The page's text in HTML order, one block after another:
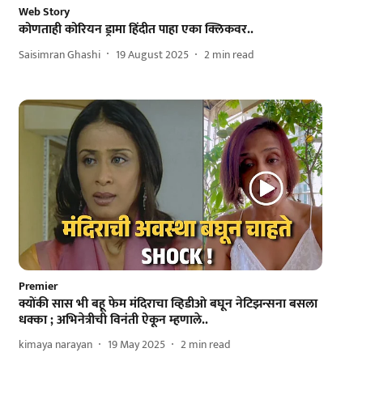
Web Story
कोणताही कोरियन ड्रामा हिंदीत पाहा एका क्लिकवर..
Saisimran Ghashi 19 August 2025 2min read
Premier
क्योंकी सास भी बहू फेम मंदिराचा व्हिडीओ बघून नेटिझन्सना बसला
धक्का ; अभिनेत्रीची विनंती ऐकून म्हणाले..
kimaya narayan 19 May 2025 2min read